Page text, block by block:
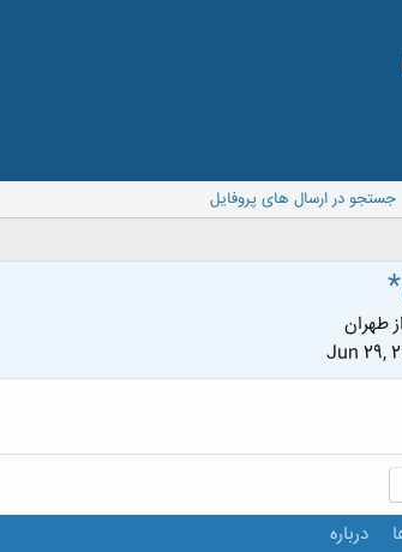
جستجو در ارسال های پروفایل
ازطهران
Jun 29,
درباره